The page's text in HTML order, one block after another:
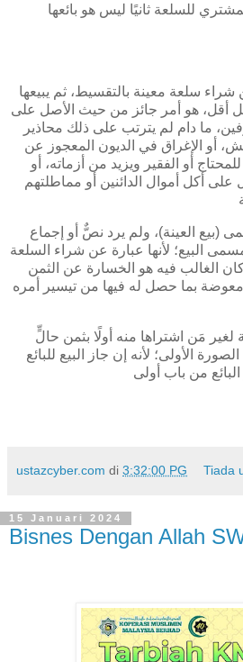
للسلعة ثانيًا ليس هو بائعها
سلعة معينة بالتقسيط، ثم يبيعها
أقل، هو أمر جائز من حيث الأصل على
ما دام لم يترتب على ذلك محاذير
أو الإغراق في الديون المعجوز عن
أو الفقير ويزيد من أزماته، أو
أكل أموال الدائنين أو مماطلتهم
(بيع العينة)، ولم يرد نصٌّ أو إجماع
البيع؛ لأنها عبارة عن شراء السلعة
كان الغالب فيه هو الخسارة عن الثمن
معوضة بما حصل له فيها من تيسير أمره
لغير مَن اشتراها منه أولًا بثمن حالٍّ
الأولى؛ لأنه إن جاز البيع للبائع
ustazcyber.com di 3:32:00 PG Tiada
15 Januari 2024
Bisnes Dengan Allah